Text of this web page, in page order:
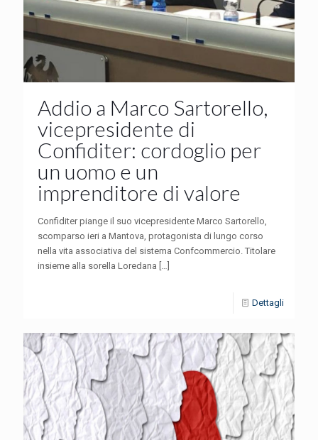
Addio a Marco Sartorello,
vicepresidente di
Confiditer: cordoglio per
un uomo e un
imprenditore di valore
Confiditer piange il suo vicepresidente Marco Sartorello,
scomparso ieri a Mantova, protagonista di lungo corso
nella vita associativa del sistema Confcommercio. Titolare
insieme alla sorella Loredana […]
Dettagli